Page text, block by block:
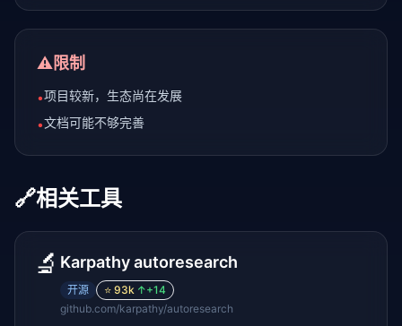
⚠️限制
•项目较新，生态尚在发展
•文档可能不够完善
🔗相关工具
🔬 Karpathy autoresearch
开源 ⭐ 93k ↑+14
github.com/karpathy/autoresearch